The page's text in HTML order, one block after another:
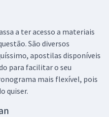
a ter acesso a materiais
São diversos
apostilas disponíveis
para facilitar o seu
mais flexível, pois
quiser.